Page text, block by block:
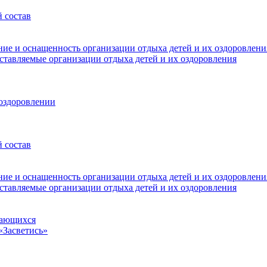
и оснащенность организации отдыха детей и их
организации отдыха детей и их оздоровления
и оснащенность организации отдыха детей и их
организации отдыха детей и их оздоровления